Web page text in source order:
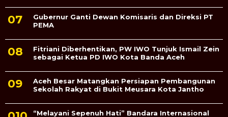
Gubernur Ganti Dewan Komisaris dan Direksi PT
PEMA
Fitriani Diberhentikan, PW IWO Tunjuk Ismail Zein
sebagai Ketua PD IWO Kota Banda Aceh
Aceh Besar Matangkan Persiapan Pembangunan
Sekolah Rakyat di Bukit Meusara Kota Jantho
“Melayani Sepenuh Hati” Bandara Internasional